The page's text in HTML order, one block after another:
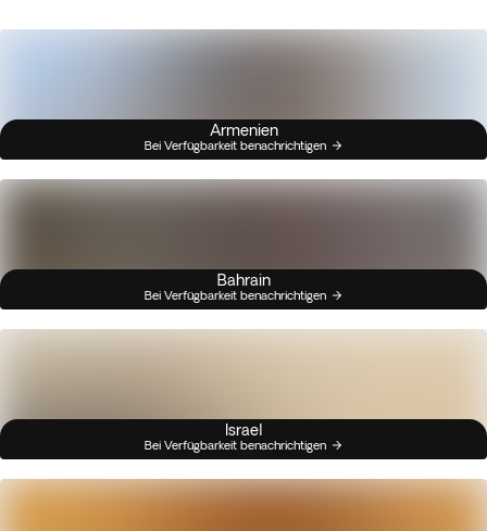
Armenien
Bei Verfügbarkeit benachrichtigen
Bahrain
Bei Verfügbarkeit benachrichtigen
Israel
Bei Verfügbarkeit benachrichtigen